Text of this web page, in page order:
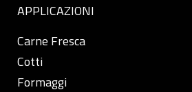
APPLICAZIONI
Carne Fresca
Cotti
Formaggi